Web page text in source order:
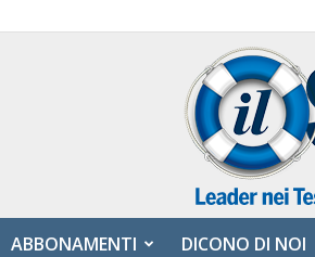
ABBONAMENTI DICONO DI NOI